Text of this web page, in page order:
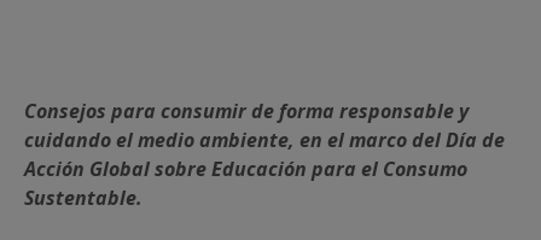
Consejos para consumir de forma responsable y
cuidando el medio ambiente, en el marco del Día de
Acción Global sobre Educación para el Consumo
Sustentable.